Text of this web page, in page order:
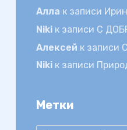
Алла к записи
Nikiк записи С
Алексей к записи
Nikiк записи
Метки